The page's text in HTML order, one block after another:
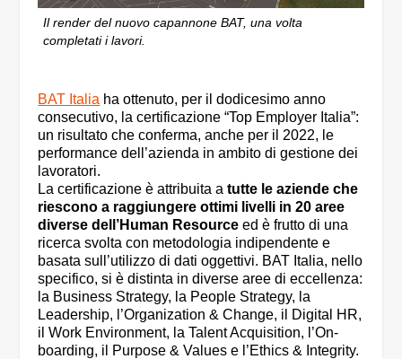
Il render del nuovo capannone BAT, una volta
completati i lavori.
BAT Italia ha ottenuto, per il dodicesimo anno
consecutivo, la certificazione “Top Employer Italia”:
un risultato che conferma, anche per il 2022, le
performance dell’azienda in ambito di gestione dei
lavoratori.
La certificazione è attribuita atutte le aziende che
riescono a raggiungere ottimi livelli in 20 aree
diverse dell’Human Resource ed è frutto di una
ricerca svolta con metodologia indipendente e
basata sull’utilizzo di dati oggettivi. BAT Italia, nello
specifico, si è distinta in diverse aree di eccellenza:
la Business Strategy, la People Strategy, la
Leadership, l’Organization & Change, il Digital HR,
il Work Environment, la Talent Acquisition, l’On-
boarding, il Purpose & Values e l’Ethics & Integrity.